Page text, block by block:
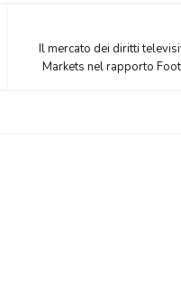
Il mercato dei diritti
Markets nel rapporto